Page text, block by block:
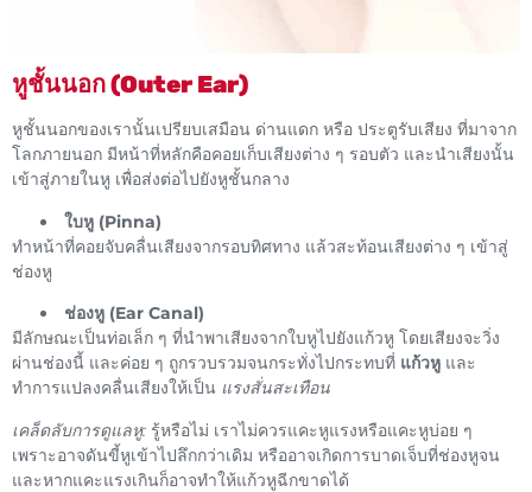
หูชั้นนอก (Outer Ear)
หูชั้นนอกของเรานั้นเปรียบเสมือน ด่านแดก หรือ ประตูรับเสียง ที่มาจาก
โลกภายนอก มีหน้าที่หลักคือคอยเก็บเสียงต่าง ๆ รอบตัว และนำเสียงนั้น
เข้าสู่ภายในหู เพื่อส่งต่อไปยังหูชั้นกลาง
ใบหู (Pinna)
ทำหน้าที่คอยจับคลื่นเสียงจากรอบทิศทาง แล้วสะท้อนเสียงต่าง ๆ เข้าสู่
ช่องหู
ช่องหู (Ear Canal)
มีลักษณะเป็นท่อเล็ก ๆ ที่นำพาเสียงจากใบหูไปยังแก้วหู โดยเสียงจะวิ่ง
ผ่านช่องนี้ และค่อย ๆ ถูกรวบรวมจนกระทั่งไปกระทบที่ แก้วหู และ
ทำการแปลงคลื่นเสียงให้เป็น แรงสั่นสะเทือน
เคล็ดลับการดูแลหู: รู้หรือไม่ เราไม่ควรแคะหูแรงหรือแคะหูบ่อย ๆ
เพราะอาจดันขี้หูเข้าไปลึกกว่าเดิม หรืออาจเกิดการบาดเจ็บที่ช่องหูจน
และหากแคะแรงเกินก็อาจทำให้แก้วหูฉีกขาดได้